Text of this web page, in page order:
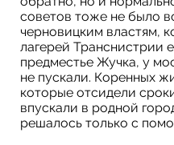
советов тоже не было
черновицким властям,
лагерей Транснистрии
предместье Жучка, у
не пускали. Коренных
которые отсидели
впускали в родной
решалось только с